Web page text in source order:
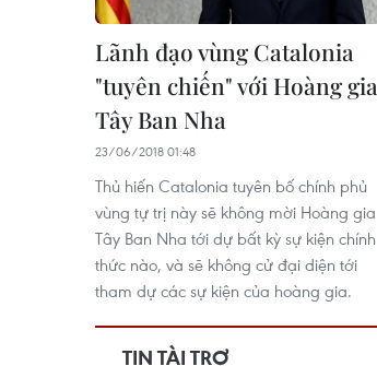
Lãnh đạo vùng Catalonia
"tuyên chiến" với Hoàng gia
Tây Ban Nha
23/06/2018 01:48
Thủ hiến Catalonia tuyên bố chính phủ
vùng tự trị này sẽ không mời Hoàng gia
Tây Ban Nha tới dự bất kỳ sự kiện chính
thức nào, và sẽ không cử đại diện tới
tham dự các sự kiện của hoàng gia.